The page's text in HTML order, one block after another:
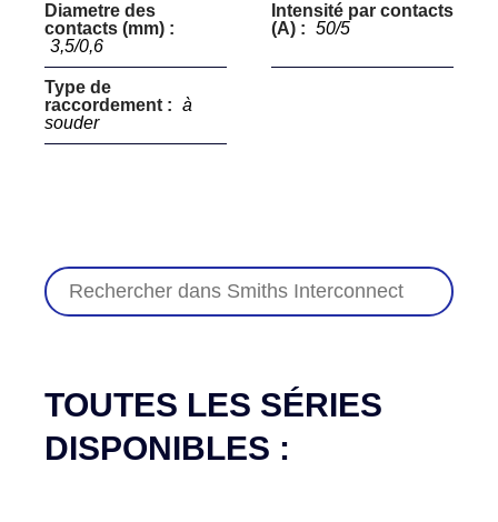
Diametre des
contacts (mm) :
3,5/0,6
Intensité par contacts
(A) : 50/5
Type de
raccordement : à
souder
TOUTES LES SÉRIES
DISPONIBLES :